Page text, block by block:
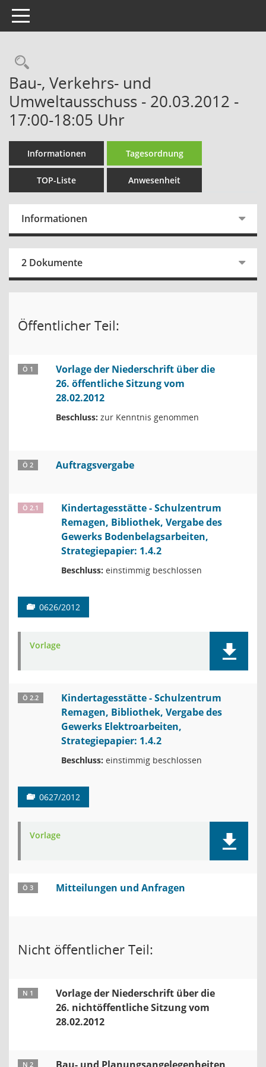
Toggle navigation
Rechercheauswahl
Bau-, Verkehrs- und
Umweltausschuss - 20.03.2012 -
17:00-18:05 Uhr
Informationen Tagesordnung
TOP-Liste Anwesenheit
Informationen
2 Dokumente
Öffentlicher Teil:
Ö 1
Vorlage der Niederschrift über die
26. öffentliche Sitzung vom
28.02.2012
Beschluss: zur Kenntnis genommen
Ö 2 Auftragsvergabe
Ö 2.1
Kindertagesstätte - Schulzentrum
Remagen, Bibliothek, Vergabe des
Gewerks Bodenbelagsarbeiten,
Strategiepapier: 1.4.2
Beschluss: einstimmig beschlossen
0626/2012
Vorlage
Ö 2.2
Kindertagesstätte - Schulzentrum
Remagen, Bibliothek, Vergabe des
Gewerks Elektroarbeiten,
Strategiepapier: 1.4.2
Beschluss: einstimmig beschlossen
0627/2012
Vorlage
Ö 3 Mitteilungen und Anfragen
Nicht öffentlicher Teil:
N 1
Vorlage der Niederschrift über die
26. nichtöffentliche Sitzung vom
28.02.2012
N 2